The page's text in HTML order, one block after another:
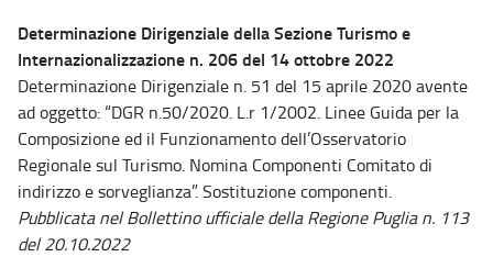
Determinazione Dirigenziale della Sezione Turismo e
Internazionalizzazione n. 206 del 14 ottobre 2022
Determinazione Dirigenziale n. 51 del 15 aprile 2020 avente
ad oggetto: “DGR n.50/2020. L.r 1/2002. Linee Guida per la
Composizione ed il Funzionamento dell’Osservatorio
Regionale sul Turismo. Nomina Componenti Comitato di
indirizzo e sorveglianza”. Sostituzione componenti.
Pubblicata nel Bollettino ufficiale della Regione Puglia n. 113
del 20.10.2022